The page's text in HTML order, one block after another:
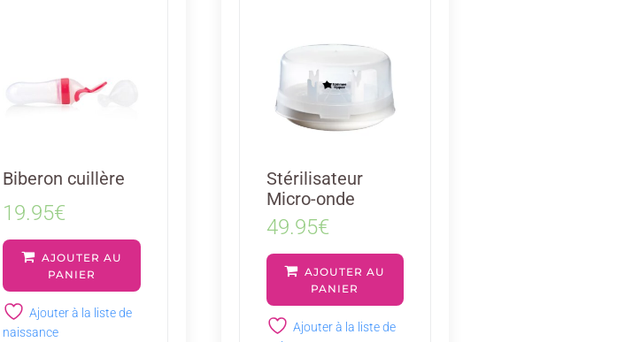
Biberon cuillère
19.95€
AJOUTER AU
PANIER
Ajouter à la liste de
naissance
Stérilisateur
Micro-onde
49.95€
AJOUTER AU
PANIER
Ajouter à la liste de